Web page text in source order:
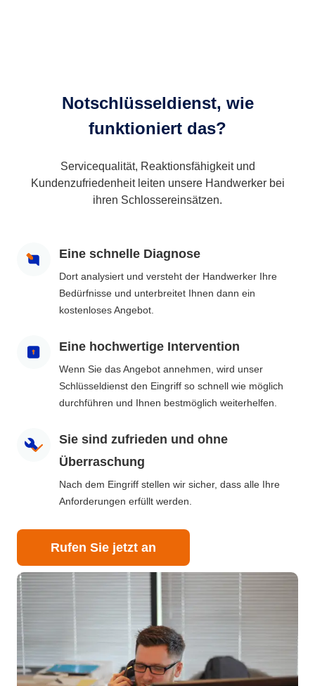
Notschlüsseldienst, wie
funktioniert das?
Servicequalität, Reaktionsfähigkeit und
Kundenzufriedenheit leiten unsere Handwerker bei
ihren Schlossereinsätzen.
Eine schnelle Diagnose
Dort analysiert und versteht der Handwerker Ihre
Bedürfnisse und unterbreitet Ihnen dann ein
kostenloses Angebot.
Eine hochwertige Intervention
Wenn Sie das Angebot annehmen, wird unser
Schlüsseldienst den Eingriff so schnell wie möglich
durchführen und Ihnen bestmöglich weiterhelfen.
Sie sind zufrieden und ohne
Überraschung
Nach dem Eingriff stellen wir sicher, dass alle Ihre
Anforderungen erfüllt werden.
Rufen Sie jetzt an